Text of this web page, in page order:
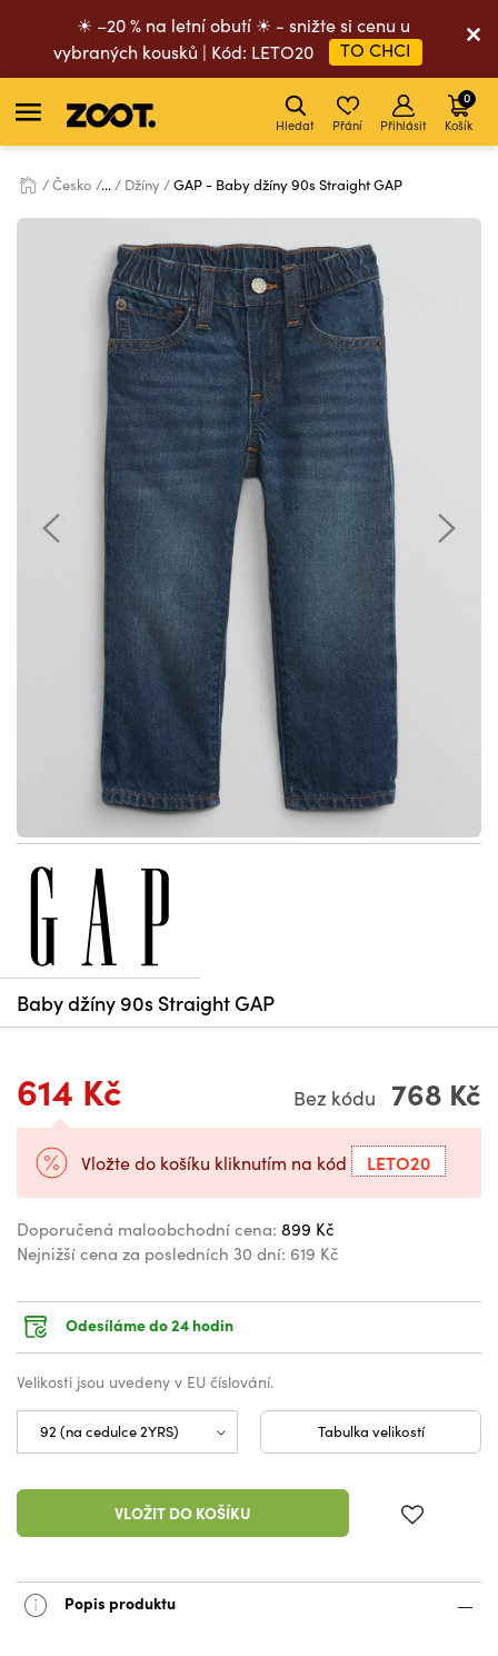
☀ –20 % na letní obutí ☀ - snižte si cenu u
vybraných kousků | Kód: LETO20
TO CHCI
Hledat Přání Přihlásit Košík
0
Česko ... Džíny GAP - Baby džíny 90s Straight GAP
Baby džíny 90s Straight GAP
614 Kč Bez kódu 768 Kč
Vložte do košíku kliknutím na kód LETO20
Doporučená maloobchodní cena: 899 Kč
Nejnižší cena za posledních 30 dní: 619 Kč
Odesíláme do 24 hodin
Velikosti jsou uvedeny v EU číslování.
Tabulka velikostí
VLOŽIT DO KOŠÍKU
Popis produktu